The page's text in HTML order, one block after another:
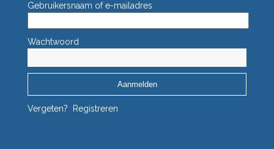
Gebruikersnaam of e-mailadres
Wachtwoord
Vergeten? Registreren